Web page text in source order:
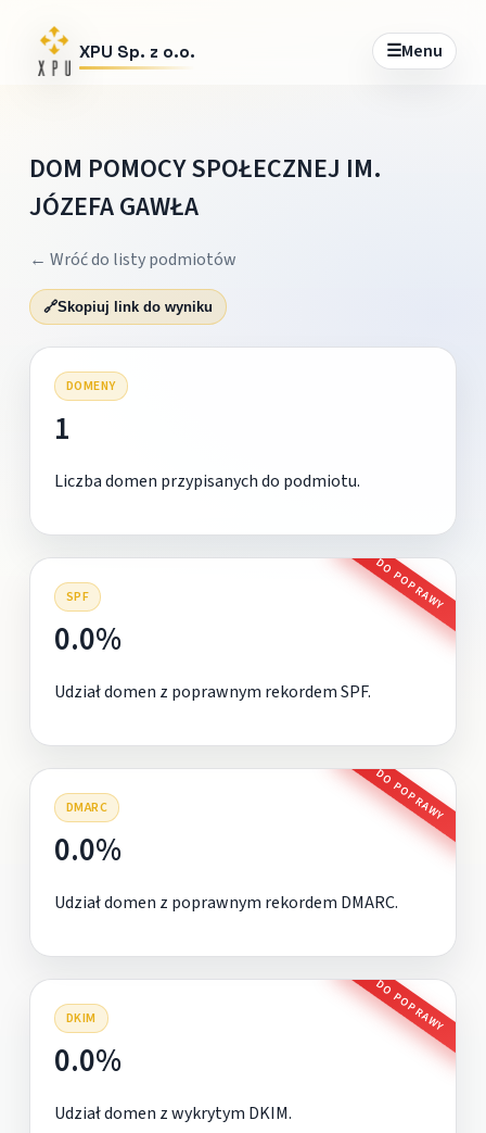
XPU Sp. z o.o. ☰Menu
DOM POMOCY SPOŁECZNEJ IM.
JÓZEFA GAWŁA
← Wróć do listy podmiotów
🔗Skopiuj link do wyniku
DOMENY
1
Liczba domen przypisanych do podmiotu.
SPF DO POPRAWY
0.0%
Udział domen z poprawnym rekordem SPF.
DMARC DO POPRAWY
0.0%
Udział domen z poprawnym rekordem DMARC.
DKIM DO POPRAWY
0.0%
Udział domen z wykrytym DKIM.